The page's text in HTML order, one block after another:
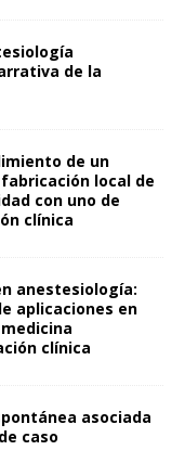
de la
de un
local de
con uno de
clínica
anestesiología:
aplicaciones en
clínica
asociada
caso